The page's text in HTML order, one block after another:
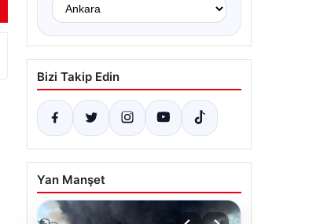
Bizi Takip Edin
Yan Manşet